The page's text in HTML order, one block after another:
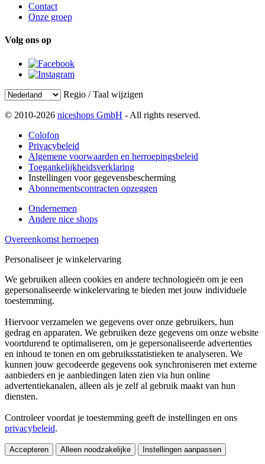
Contact
Onze groep
Volg ons op
Regio / Taal wijzigen
© 2010-2026 niceshops GmbH - All rights reserved.
Colofon
Privacybeleid
Algemene voorwaarden en herroepingsbeleid
Toegankelijkheidsverklaring
Instellingen voor gegevensbescherming
Abonnementscontracten opzeggen
Ondernemen
Andere nice shops
Overeenkomst herroepen
Personaliseer je winkelervaring
We gebruiken alleen cookies en andere technologieën om je een
gepersonaliseerde winkelervaring te bieden met jouw individuele
toestemming.
Hiervoor verzamelen we gegevens over onze gebruikers, hun
gedrag en apparaten. We gebruiken deze gegevens om onze website
voortdurend te optimaliseren, om je gepersonaliseerde advertenties
en inhoud te tonen en om gebruiksstatistieken te analyseren. We
kunnen jouw gecodeerde gegevens ook synchroniseren met externe
aanbieders en je aanbiedingen laten zien via hun online
advertentiekanalen, alleen als je zelf al gebruik maakt van hun
diensten.
Controleer voordat je toestemming geeft de instellingen en ons
privacybeleid.
Accepteren Alleen noodzakelijke Instellingen aanpassen